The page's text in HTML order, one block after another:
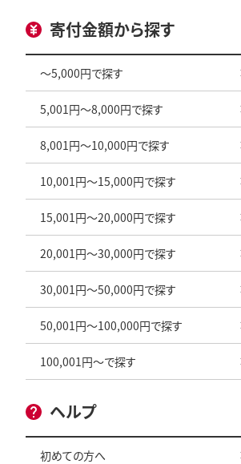
寄付金額から探す
～5,000円で探す
5,001円～8,000円で探す
8,001円～10,000円で探す
10,001円～15,000円で探す
15,001円～20,000円で探す
20,001円～30,000円で探す
30,001円～50,000円で探す
50,001円～100,000円で探す
100,001円～で探す
ヘルプ
初めての方へ